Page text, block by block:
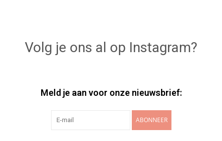
Volg je ons al op Instagram?
Meld je aan voor onze nieuwsbrief:
ABONNEER